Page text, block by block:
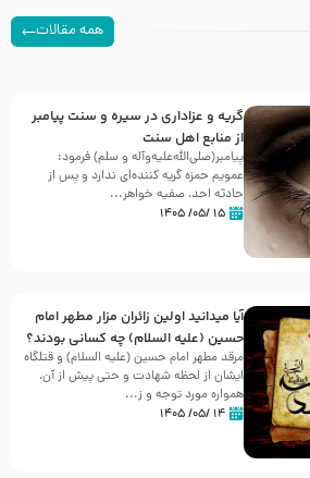
همه مقالات
گریه و عزاداری در سیره و سنت پیامبر
از منابع اهل سنت
پیامبر(صلی‌الله‌علیه‌وآله و سلم) فرمود:
عمویم حمزه گریه کننده‌ای ندارد و پس از
حادثه احد، صفیه خواهر...
۱۵ /۰۵/ ۱۴۰۵
آیا میدانید اولین زائران مزار مطهر امام
حسین (علیه السلام) چه کسانی بودند؟
مرقد مطهر امام حسین (علیه السلام) و قتلگاه
ایشان از لحظه شهادت و حتی پیش از آن،
همواره مورد توجه و ز...
۱۴ /۰۵/ ۱۴۰۵